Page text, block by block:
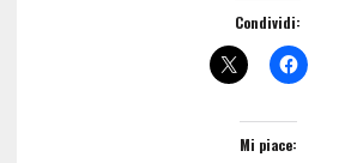
Condividi:
Mi piace: